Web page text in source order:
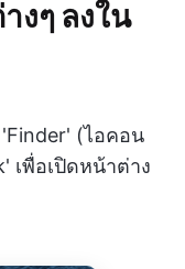
งๆ ลงใน
(ไอคอน
เพื่อเปิดหน้าต่าง